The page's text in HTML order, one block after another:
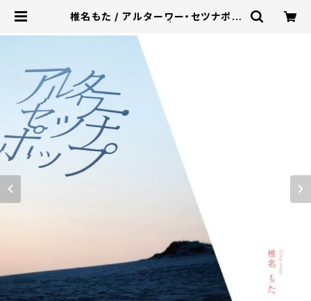
椎名もた / アルターワー・セツナポッ